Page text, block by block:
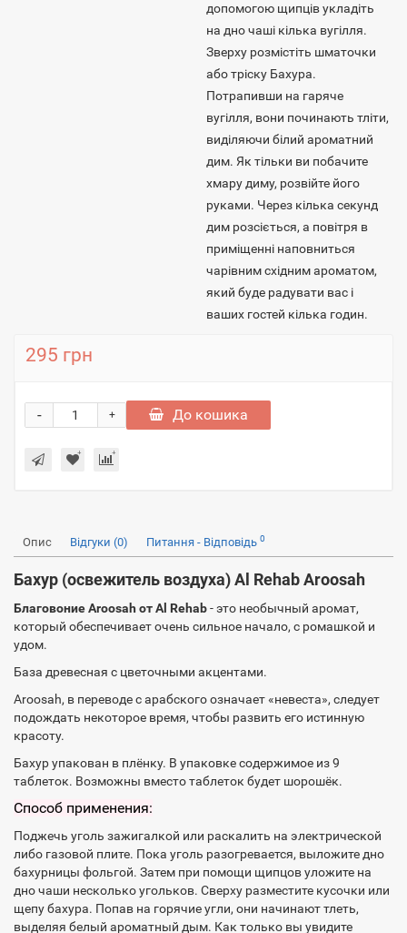
допомогою щипців укладіть
на дно чаші кілька вугілля.
Зверху розмістіть шматочки
або тріску Бахура.
Потрапивши на гаряче
вугілля, вони починають тліти,
виділяючи білий ароматний
дим. Як тільки ви побачите
хмару диму, розвійте його
руками. Через кілька секунд
дим розсіється, а повітря в
приміщенні наповниться
чарівним східним ароматом,
який буде радувати вас і
ваших гостей кілька годин.
295 грн
+
- До кошика
Опис Відгуки (0) Питання - Відповідь 0
Бахур (освежитель воздуха) Al Rehab Aroosah
Благовоние Aroosah от Al Rehab- это необычный аромат,
который обеспечивает очень сильное начало, с ромашкой и
удом.
База древесная с цветочными акцентами.
Aroosah, в переводе с арабского означает «невеста», следует
подождать некоторое время, чтобы развить его истинную
красоту.
Бахур упакован в плёнку. В упаковке содержимое из 9
таблеток. Возможны вместо таблеток будет шорошёк.
Способ применения:
Поджечь уголь зажигалкой или раскалить на электрической
либо газовой плите. Пока уголь разогревается, выложите дно
бахурницы фольгой. Затем при помощи щипцов уложите на
дно чаши несколько угольков. Сверху разместите кусочки или
щепу бахура. Попав на горячие угли, они начинают тлеть,
выделяя белый ароматный дым. Как только вы увидите